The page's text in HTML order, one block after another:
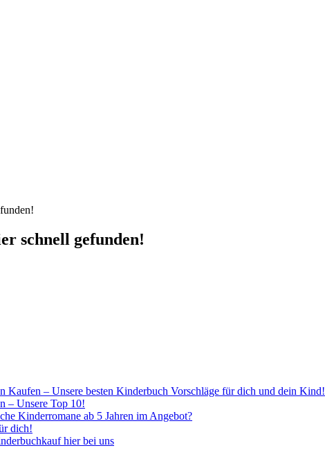
schnell gefunden!
Kaufen – Unsere besten Kinderbuch Vorschläge für dich und dein Kind!
– Unsere Top 10!
Kinderromane ab 5 Jahren im Angebot?
dich!
hier bei uns